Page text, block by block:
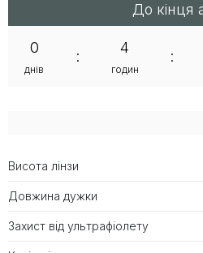
Висота лінзи
Довжина дужки
Захист від ультрафіолету
До кінця
0
днів
:
4
годин
: